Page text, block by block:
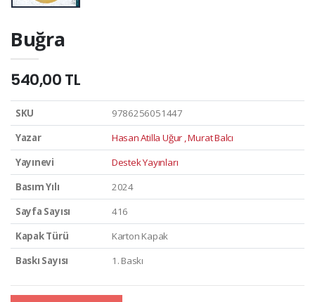
Buğra
540,00 TL
SKU
9786256051447
Yazar
Hasan Atilla Uğur , Murat Balcı
Yayınevi
Destek Yayınları
Basım Yılı
2024
Sayfa Sayısı
416
Kapak Türü
Karton Kapak
Baskı Sayısı
1. Baskı